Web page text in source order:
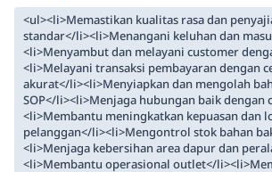
<ul><li>Memastikan kualitas rasa dan
standar</li><li>Menangani keluhan dan
<li>Menyambut dan melayani customer
<li>Melayani transaksi pembayaran dengan
akurat</li><li>Menyiapkan dan mengolah
SOP</li><li>Menjaga hubungan baik dengan
<li>Membantu meningkatkan kepuasan dan
pelanggan</li><li>Mengontrol stok bahan
<li>Menjaga kebersihan area dapur dan
<li>Membantu operasional outlet</